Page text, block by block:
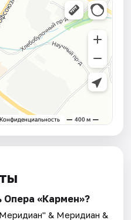
Опера «Кармен»?
& Меридиан &